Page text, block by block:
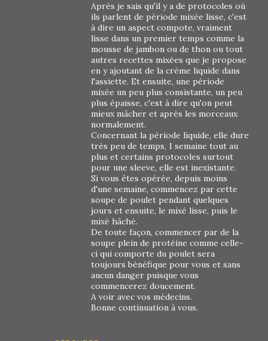
Après je sais qu'il y a de protocoles où
ils parlent de période mixée lisse, c'est
à dire un aspect compote, vraiment
lisse dans un premier temps comme la
mousse de jambon ou de thon ou tout
autres recettes mixées que je propose
en y ajoutant de la crème liquide dans
l'assiette. Et ensuite, une période
mixée un peu plus consistante, un peu
plus épaisse, c'est à dire qu'on peut
mieux mâcher et après les morceaux
normalement.
Concernant la période liquide, elle dure
très peu de temps, 1 semaine tout au
plus et certains protocoles surtout
pour une sleeve, elle est inexistante.
Si vous êtes opérée, depuis moins
d'une semaine, commencez par cette
soupe de poulet pendant quelques
jours et ensuite, le mixé lisse, puis le
mixé hâché.
De toute façon, commencer par de la
soupe plein de protéine comme celle-
ci qui comporte du poulet sera
toujours bénéfique pour vous et sans
aucun danger puisque vous
commencerez doucement.
A voir avec vos médecins.
Bonne continuation à vous.